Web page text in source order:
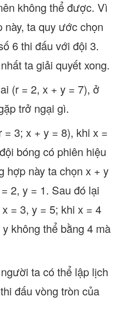
không thể được. Vì
ta quy ước chọn
6 thi đấu với đội 3.
ta giải quyết xong.
(r = 2, x + y = 7), ở
trở ngại gì.
3; x + y = 8), khi x =
bóng có phiên hiệu
hợp này ta chọn x + y
2, y = 1. Sau đó lại
= 3, y = 5; khi x = 4
không thể bằng 4 mà
ta có thể lập lịch
đấu vòng tròn của